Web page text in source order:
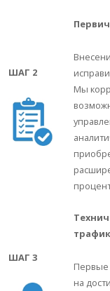
ШАГ 2
Мы
ШАГ 3
Первые
на